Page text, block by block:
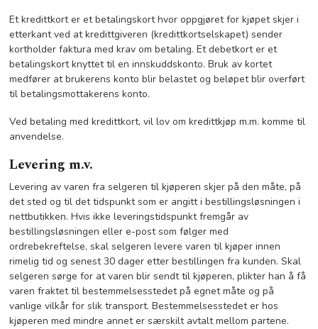
Et kredittkort er et betalingskort hvor oppgjøret for kjøpet skjer i
etterkant ved at kredittgiveren (kredittkortselskapet) sender
kortholder faktura med krav om betaling. Et debetkort er et
betalingskort knyttet til en innskuddskonto. Bruk av kortet
medfører at brukerens konto blir belastet og beløpet blir overført
til betalingsmottakerens konto.
Ved betaling med kredittkort, vil lov om kredittkjøp m.m. komme til
anvendelse.
Levering m.v.
Levering av varen fra selgeren til kjøperen skjer på den måte, på
det sted og til det tidspunkt som er angitt i bestillingsløsningen i
nettbutikken. Hvis ikke leveringstidspunkt fremgår av
bestillingsløsningen eller e-post som følger med
ordrebekreftelse, skal selgeren levere varen til kjøper innen
rimelig tid og senest 30 dager etter bestillingen fra kunden. Skal
selgeren sørge for at varen blir sendt til kjøperen, plikter han å få
varen fraktet til bestemmelsesstedet på egnet måte og på
vanlige vilkår for slik transport. Bestemmelsesstedet er hos
kjøperen med mindre annet er særskilt avtalt mellom partene.